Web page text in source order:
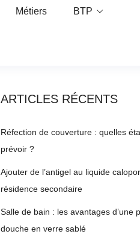
Métiers BTP
ARTICLES RÉCENTS
Réfection de couverture : quelles
prévoir ?
Ajouter de l’antigel au liquide
résidence secondaire
Salle de bain : les avantages d’une
douche en verre sablé